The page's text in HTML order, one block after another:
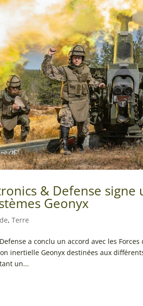
& Defense signe
Geonyx
,Terre
a conclu un accord avec les
inertielle Geonyx destinées aux
un...